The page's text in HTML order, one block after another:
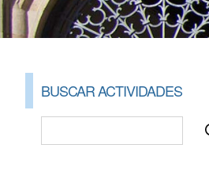
BUSCAR ACTIVIDADES